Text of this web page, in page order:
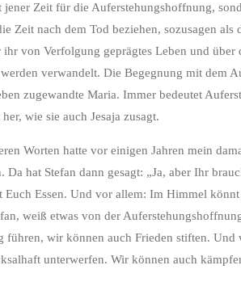
jener Zeit für die Auferstehungshoffnung,
Zeit nach dem Tod beziehen, sozusagen
von Verfolgung geprägtes Leben und
verwandelt. Die Begegnung mit dem
zugewandte Maria. Immer bedeutet
wie sie auch Jesaja zusagt.
Worten hatte vor einigen Jahren mein
Da hat Stefan dann gesagt: „Ja, aber Ihr
Essen. Und vor allem: Im Himmel
weiß etwas von der
führen, wir können auch Frieden stiften.
unterwerfen. Wir können auch